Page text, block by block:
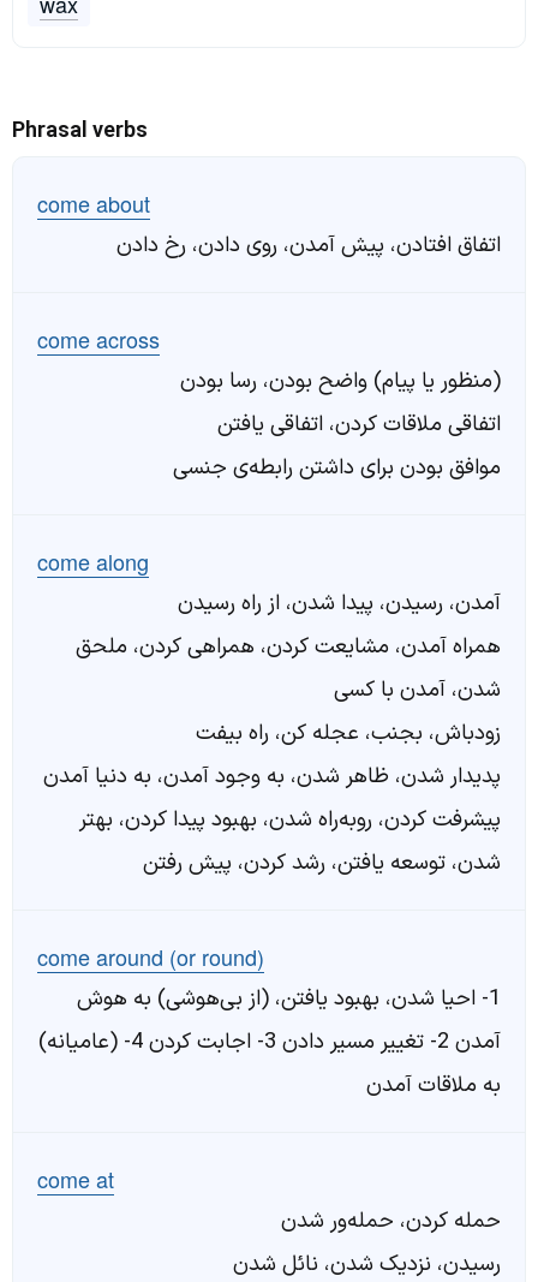
Phrasal verbs
come about
اتفاق افتادن، پیش آمدن، روی دادن، رخ دادن
come across
(منظور یا پیام) واضح بودن، رسا بودن
اتفاقی ملاقات کردن، اتفاقی یافتن
موافق بودن برای داشتن رابطه‌ی جنسی
come along
آمدن، رسیدن، پیدا شدن، از راه رسیدن
همراه آمدن، مشایعت کردن، همراهی کردن، ملحق
شدن، آمدن با کسی
زودباش، بجنب، عجله کن، راه بیفت
پدیدار شدن، ظاهر شدن، به وجود آمدن، به دنیا آمدن
پیشرفت کردن، روبه‌راه شدن، بهبود پیدا کردن، بهتر
شدن، توسعه یافتن، رشد کردن، پیش رفتن
come around (or round)
1- احیا شدن، بهبود یافتن، (از بی‌هوشی) به هوش
آمدن 2- تغییر مسیر دادن 3- اجابت کردن 4- (عامیانه)
به ملاقات آمدن
come at
حمله کردن، حمله‌ور شدن
رسیدن، نزدیک شدن، نائل شدن